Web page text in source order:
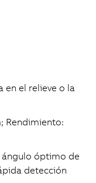
en el relieve o la
Rendimiento:
óptimo de
detección